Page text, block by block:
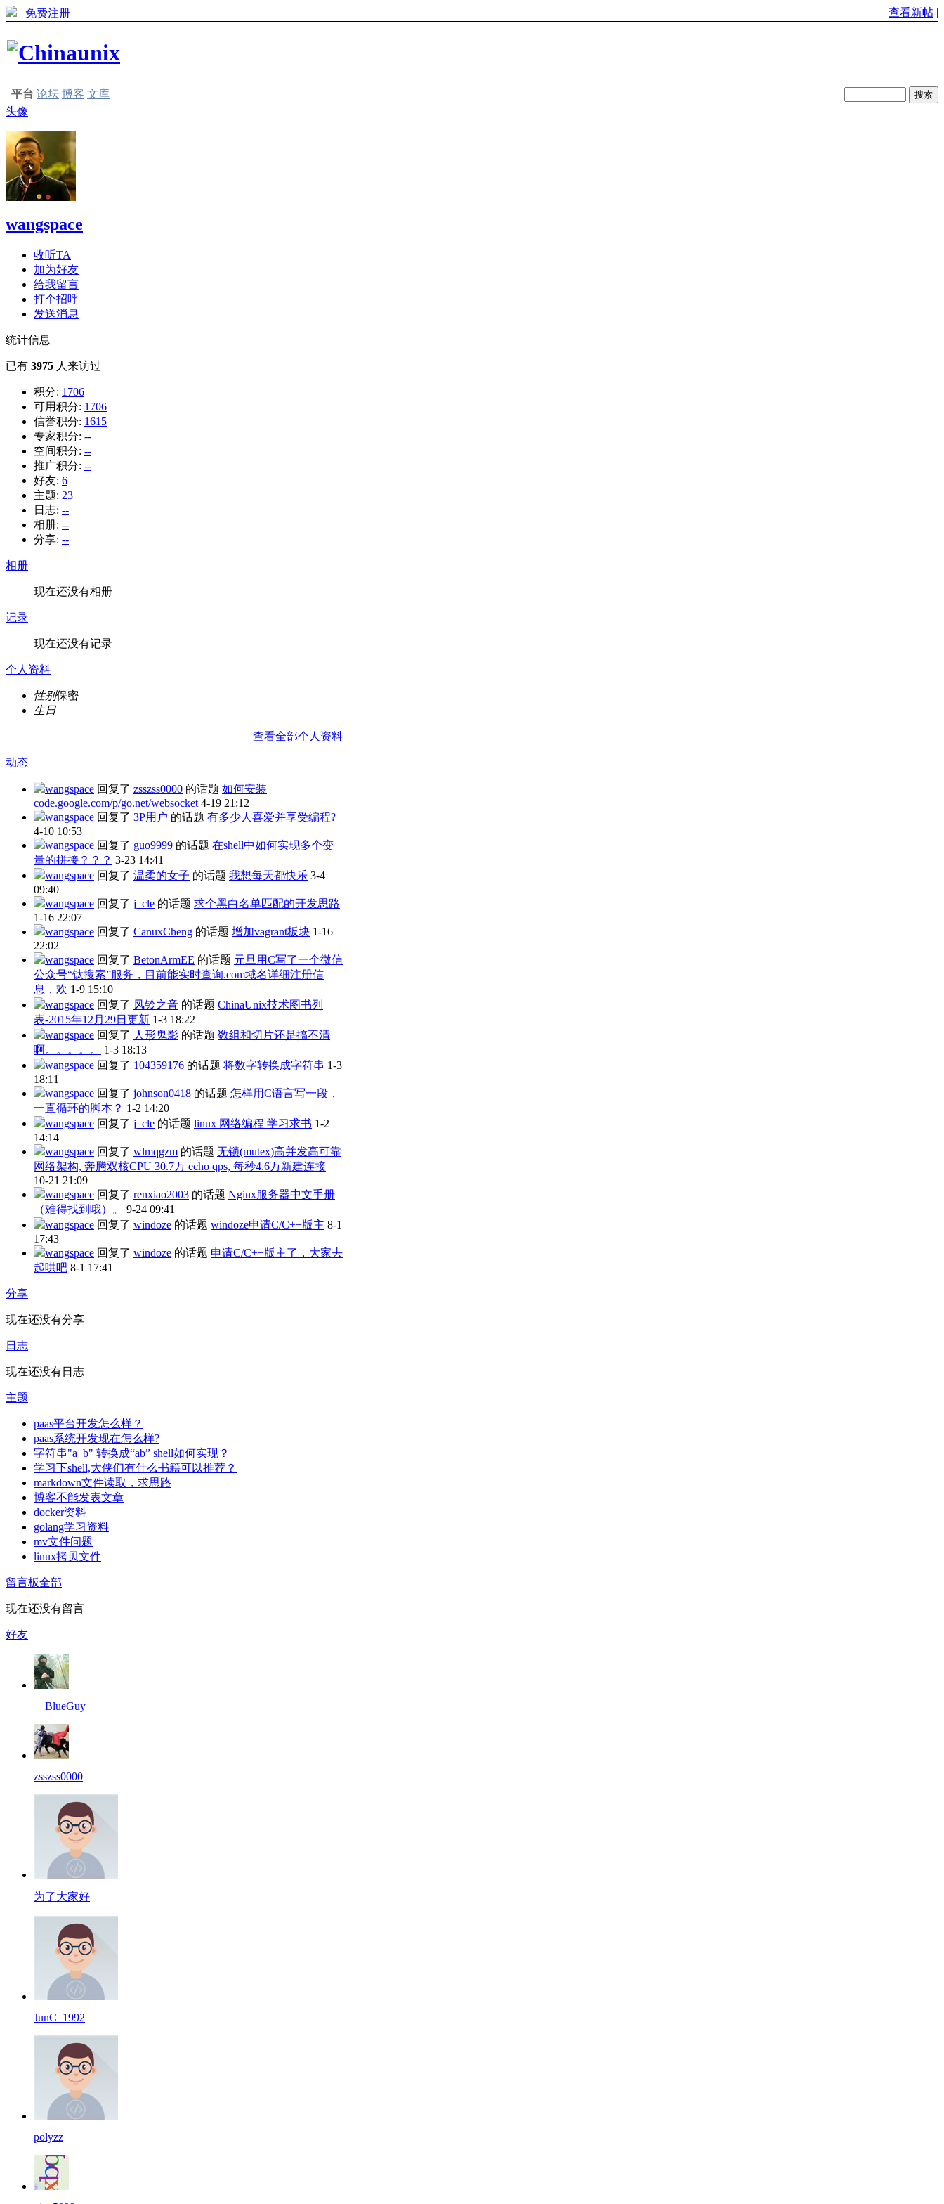
免费注册 查看新帖 |
平台 论坛 博客 文库
头像
wangspace
收听TA
加为好友
给我留言
打个招呼
发送消息
统计信息
已有 3975 人来访过
积分: 1706
可用积分: 1706
信誉积分: 1615
专家积分: --
空间积分: --
推广积分: --
好友: 6
主题: 23
日志: --
相册: --
分享: --
相册
现在还没有相册
记录
现在还没有记录
个人资料
性别保密
生日
查看全部个人资料
动态
wangspace 回复了 zsszss0000 的话题 如何安装
code.google.com/p/go.net/websocket 4-19 21:12
wangspace 回复了 3P用户 的话题 有多少人喜爱并享受编程?
4-10 10:53
wangspace 回复了 guo9999 的话题 在shell中如何实现多个变
量的拼接？？？ 3-23 14:41
wangspace 回复了 温柔的女子 的话题 我想每天都快乐 3-4
09:40
wangspace 回复了 j_cle 的话题 求个黑白名单匹配的开发思路
1-16 22:07
wangspace 回复了 CanuxCheng 的话题 增加vagrant板块 1-16
22:02
wangspace 回复了 BetonArmEE 的话题 元旦用C写了一个微信
公众号“钛搜索”服务，目前能实时查询.com域名详细注册信
息，欢 1-9 15:10
wangspace 回复了 风铃之音 的话题 ChinaUnix技术图书列
表-2015年12月29日更新 1-3 18:22
wangspace 回复了 人形鬼影 的话题 数组和切片还是搞不清
啊。。。。。
1-3 18:13
wangspace 回复了 104359176 的话题 将数字转换成字符串 1-3
18:11
wangspace 回复了 johnson0418 的话题 怎样用C语言写一段，
一直循环的脚本？ 1-2 14:20
wangspace 回复了 j_cle 的话题 linux 网络编程 学习求书 1-2
14:14
wangspace 回复了 wlmqgzm 的话题 无锁(mutex)高并发高可靠
网络架构, 奔腾双核CPU 30.7万 echo qps, 每秒4.6万新建连接
10-21 21:09
wangspace 回复了 renxiao2003 的话题 Nginx服务器中文手册
（难得找到哦）。
9-24 09:41
wangspace 回复了 windoze 的话题 windoze申请C/C++版主 8-1
17:43
wangspace 回复了 windoze 的话题 申请C/C++版主了，大家去
起哄吧 8-1 17:41
分享
现在还没有分享
日志
现在还没有日志
主题
paas平台开发怎么样？
paas系统开发现在怎么样?
字符串"a_b" 转换成“ab” shell如何实现？
学习下shell,大侠们有什么书籍可以推荐？
markdown文件读取，求思路
博客不能发表文章
docker资料
golang学习资料
mv文件问题
linux拷贝文件
留言板全部
现在还没有留言
好友
__BlueGuy_
zsszss0000
为了大家好
JunC_1992
polyzz